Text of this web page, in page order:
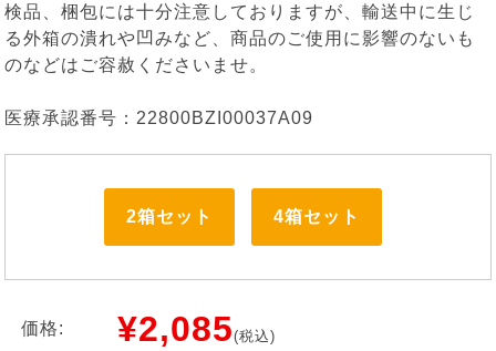
検品、梱包には十分注意しておりますが、輸送中に生じ
る外箱の潰れや凹みなど、商品のご使用に影響のないも
のなどはご容赦くださいませ。
医療承認番号：22800BZI00037A09
2箱セット 4箱セット
価格: ¥2,085(税込)